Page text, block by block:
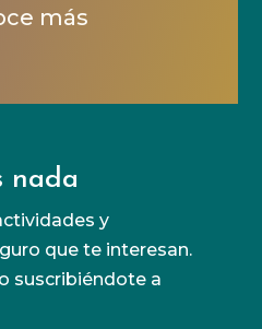
más
nada
y
que te interesan.
suscribiéndote a